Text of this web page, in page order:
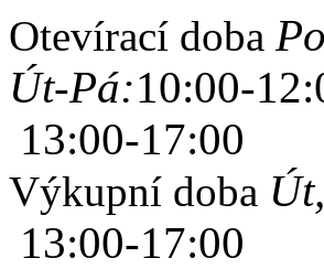
Otevírací doba
Út-Pá:10:00-
13:00-17:00
Výkupní doba
13:00-17:00